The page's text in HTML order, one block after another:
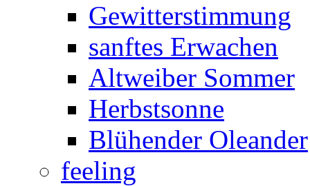
Gewitterstimmung
sanftes Erwachen
Altweiber Sommer
Herbstsonne
Blühender Oleander
feeling